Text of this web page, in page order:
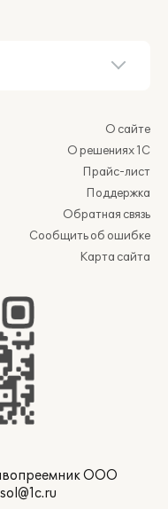
О сайте
О решениях 1С
Прайс-лист
Поддержка
Обратная связь
Сообщить об ошибке
Карта сайта
ООО